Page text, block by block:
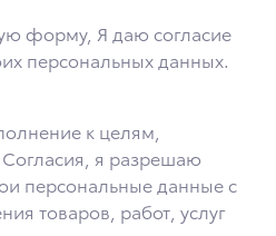
и модели мобильного
уникального идентификатора
времени и способа
запись, систематизация,
(обновление,
передача
блокирование, удаление,
данных. Общество
данные с использованием
форму, Я даю согласие
персональных данных.
к целям,
я разрешаю
персональные данные с
товаров, работ, услуг